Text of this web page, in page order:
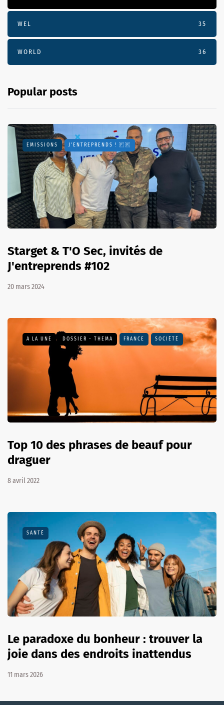
WEL 35
WORLD 36
Popular posts
EMISSIONS J'ENTREPRENDS ! 🇫🇷
Starget & T'O Sec, invités de
J'entreprends #102
20 mars 2024
A LA UNE DOSSIER - THEMA FRANCE SOCIÉTÉ
Top 10 des phrases de beauf pour
draguer
8 avril 2022
SANTÉ
Le paradoxe du bonheur : trouver la
joie dans des endroits inattendus
11 mars 2026